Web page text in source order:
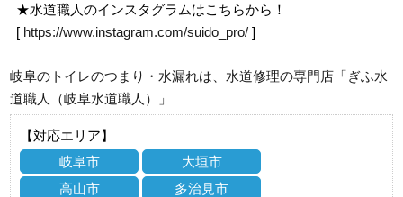
★水道職人のインスタグラムはこちらから！
[ https://www.instagram.com/suido_pro/ ]
岐阜のトイレのつまり・水漏れは、水道修理の専門店「ぎふ水
道職人（岐阜水道職人）」
【対応エリア】
岐阜市
大垣市
高山市
多治見市